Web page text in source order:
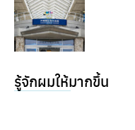
รู้จักผมให้มากขึ้น